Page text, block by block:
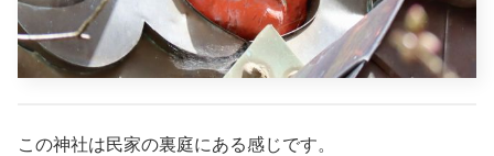
この神社は民家の裏庭にある感じです。